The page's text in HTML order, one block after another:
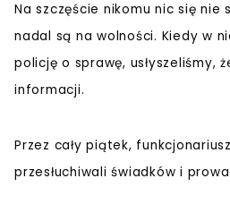
Na szczęście nikomu nic się nie
nadal są na wolności. Kiedy w
policję o sprawę, usłyszeliśmy,
informacji.
Przez cały piątek,
przesłuchiwali świadków i